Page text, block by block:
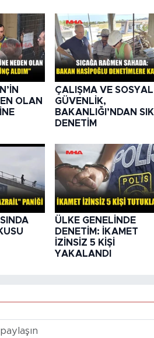
OLAN
ÇALIŞMA VE SOSYAL
GÜVENLİK,
BAKANLIĞI’NDAN SIKI
DENETİM
ÜLKE GENELİNDE
DENETİM: İKAMET
İZİNSİZ 5 KİŞİ
YAKALANDI